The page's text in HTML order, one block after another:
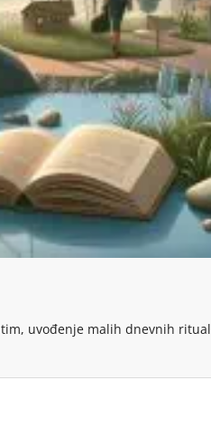
uvođenje malih dnevnih